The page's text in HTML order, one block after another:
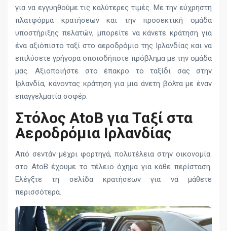
για να εγγυηθούμε τις καλύτερες τιμές. Με την εύχρηστη
πλατφόρμα κρατήσεων και την προσεκτική ομάδα
υποστήριξης πελατών, μπορείτε να κάνετε κράτηση για
ένα αξιόπιστο ταξί στο αεροδρόμιο της Ιρλανδίας και να
επιλύσετε γρήγορα οποιοδήποτε πρόβλημα με την ομάδα
μας. Αξιοποιήστε στο έπακρο το ταξίδι σας στην
Ιρλανδία, κάνοντας κράτηση για μια άνετη βόλτα με έναν
επαγγελματία σοφέρ.
Στόλος AtoB για Ταξί στα
Αεροδρόμια Ιρλανδίας
Από σεντάν μέχρι φορτηγά, πολυτέλεια στην οικονομία.
στο AtoB έχουμε το τέλειο όχημα για κάθε περίσταση.
Ελέγξτε τη σελίδα κρατήσεων για να μάθετε
περισσότερα.